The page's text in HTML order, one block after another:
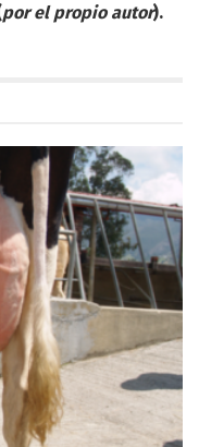
por el propio autor).